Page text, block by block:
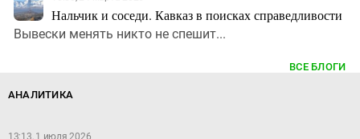
Нальчик и соседи. Кавказ в поисках справедливости
Вывески менять никто не спешит...
ВСЕ БЛОГИ
АНАЛИТИКА
13:13, 1 июля 2026